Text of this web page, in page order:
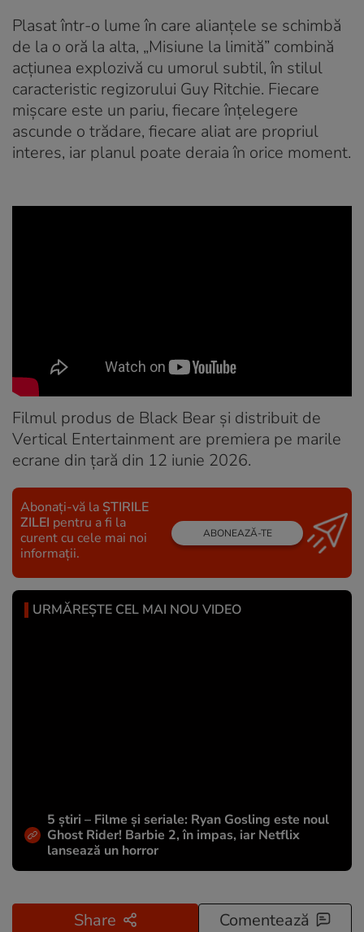
Plasat într-o lume în care alianțele se schimbă
de la o oră la alta, „Misiune la limită” combină
acțiunea explozivă cu umorul subtil, în stilul
caracteristic regizorului Guy Ritchie. Fiecare
mișcare este un pariu, fiecare înțelegere
ascunde o trădare, fiecare aliat are propriul
interes, iar planul poate deraia în orice moment.
Filmul produs de Black Bear și distribuit de
Vertical Entertainment are premiera pe marile
ecrane din țară din 12 iunie 2026.
Abonați-vă la ȘTIRILE
ZILEI pentru a fi la
curent cu cele mai noi
informații.
ABONEAZĂ-TE
URMĂREȘTE CEL MAI NOU VIDEO
5 știri – Filme și seriale: Ryan Gosling este noul
Ghost Rider! Barbie 2, în impas, iar Netflix
lansează un horror
Share Comentează